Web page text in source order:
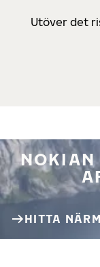
Utöver det
NOKIAN
HITTA